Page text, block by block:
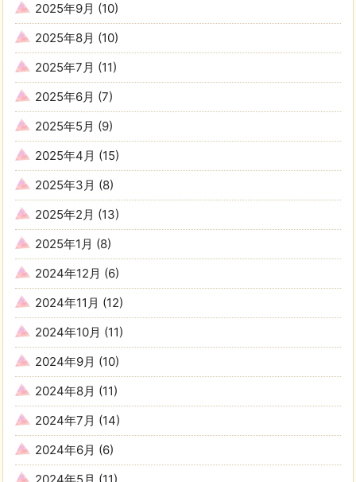
2025年9月 (10)
2025年8月 (10)
2025年7月 (11)
2025年6月 (7)
2025年5月 (9)
2025年4月 (15)
2025年3月 (8)
2025年2月 (13)
2025年1月 (8)
2024年12月 (6)
2024年11月 (12)
2024年10月 (11)
2024年9月 (10)
2024年8月 (11)
2024年7月 (14)
2024年6月 (6)